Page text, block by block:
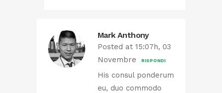
Mark Anthony
Posted at 15:07h, 03
Novembre
RISPONDI
His consul ponderum
eu, duo commodo